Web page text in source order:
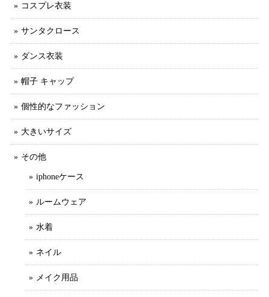
コスプレ衣装
サンタクロース
ダンス衣装
帽子 キャップ
個性的なファッション
大きいサイズ
その他
iphoneケース
ルームウェア
水着
ネイル
メイク用品